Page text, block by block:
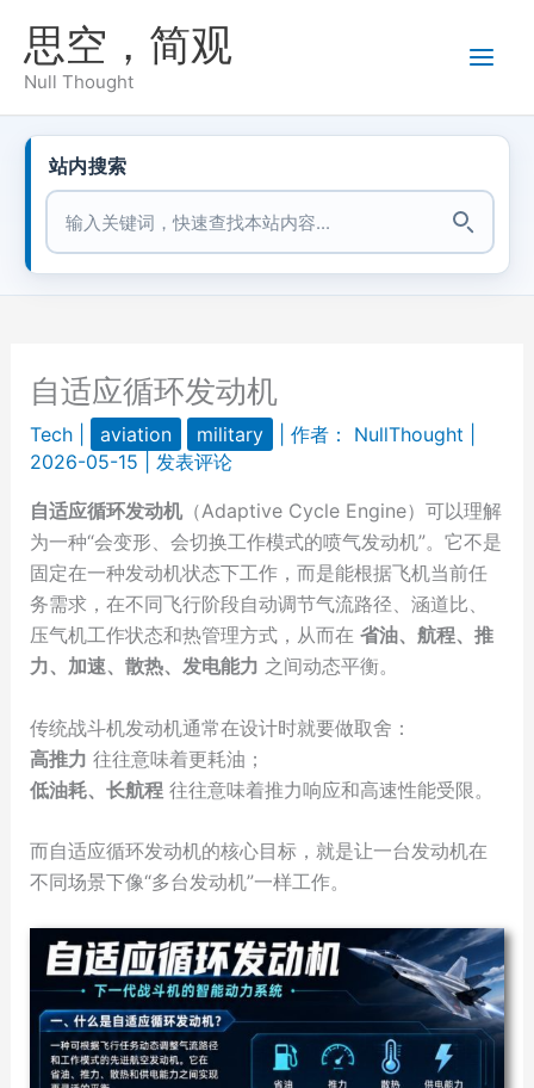
思空，简观
Null Thought
站内搜索
站内搜索
自适应循环发动机
Tech| aviation military | 作者： NullThought
2026-05-15
发表评论
自适应循环发动机（Adaptive Cycle Engine）可以理解
为一种“会变形、会切换工作模式的喷气发动机”。它不是
固定在一种发动机状态下工作，而是能根据飞机当前任
务需求，在不同飞行阶段自动调节气流路径、涵道比、
压气机工作状态和热管理方式，从而在 省油、航程、推
力、加速、散热、发电能力 之间动态平衡。
传统战斗机发动机通常在设计时就要做取舍：
高推力 往往意味着更耗油；
低油耗、长航程往往意味着推力响应和高速性能受限。
而自适应循环发动机的核心目标，就是让一台发动机在
不同场景下像“多台发动机”一样工作。